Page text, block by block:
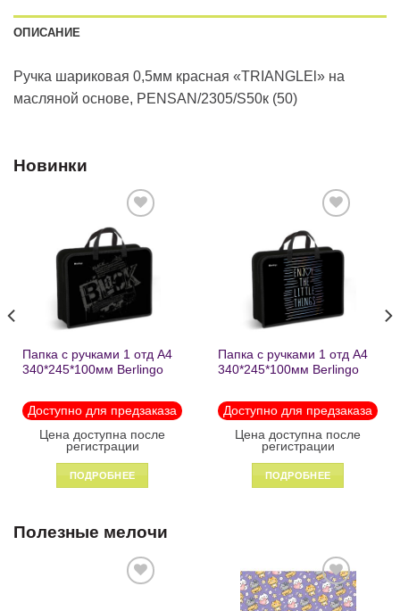
ОПИСАНИЕ
Ручка шариковая 0,5мм красная «TRIANGLEl» на
масляной основе, PENSAN/2305/S50к (50)
Новинки
Добавить
в список
желаний
Папка с ручками 1 отд А4
340*245*100мм Berlingo
молнии1246
Доступно для предзаказа
Цена доступна после
регистрации
ПОДРОБНЕЕ
Добавить
в список
желаний
Папка с ручками 1 отд А4
340*245*100мм Berlingo
пластик на молнии 1215
Доступно для предзаказа
Цена доступна после
регистрации
ПОДРОБНЕЕ
Полезные мелочи
Добавить